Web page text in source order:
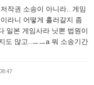
작권 소송이 아니라.. 게임
라니 어떻게 흘러갈지 좀
일본 게임사라 닛뽄 법원이
도 않고..ㅡㅡa 뭐 소송기간